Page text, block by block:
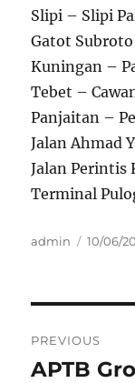
Slipi – Slipi
Gatot
Kuningan –
Tebet –
Panjaitan –
Jalan Ahmad
Jalan Perintis
Terminal
Author
admin
Posted
10/06/
PREVIOUS
Previous
APTB